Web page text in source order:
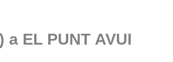
EL PUNT AVUI